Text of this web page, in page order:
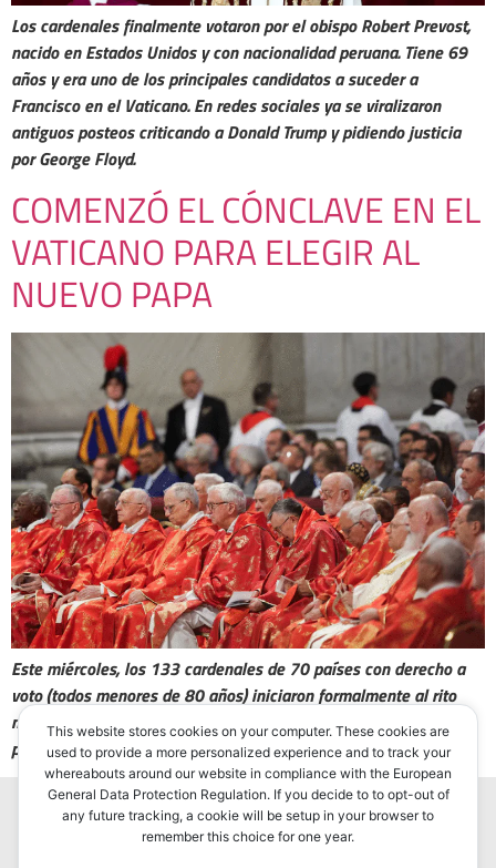
Los cardenales finalmente votaron por el obispo Robert Prevost,
nacido en Estados Unidos y con nacionalidad peruana. Tiene 69
años y era uno de los principales candidatos a suceder a
Francisco en el Vaticano. En redes sociales ya se viralizaron
antiguos posteos criticando a Donald Trump y pidiendo justicia
por George Floyd.
COMENZÓ EL CÓNCLAVE EN EL
VATICANO PARA ELEGIR AL
NUEVO PAPA
Este miércoles, los 133 cardenales de 70 países con derecho a
voto (todos menores de 80 años) iniciaron formalmente al rito
milenario de la Iglesia Católica donde se elegirá al sucesor del
papa Francisco.
This website stores cookies on your computer. These cookies are
used to provide a more personalized experience and to track your
whereabouts around our website in compliance with the European
General Data Protection Regulation. If you decide to to opt-out of
any future tracking, a cookie will be setup in your browser to
remember this choice for one year.